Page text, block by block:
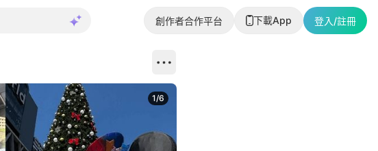
創作者合作平台 下載App 登入/註冊
1/6